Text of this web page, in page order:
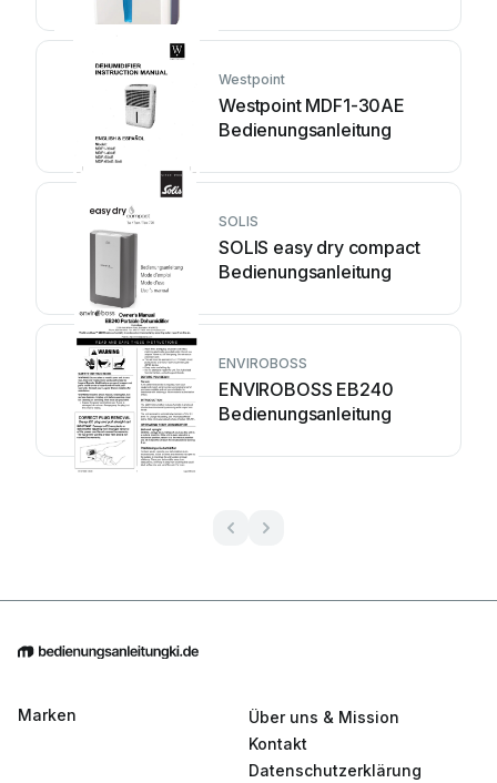
Westpoint
Westpoint MDF1-30AE
Bedienungsanleitung
SOLIS
SOLIS easy dry compact
Bedienungsanleitung
ENVIROBOSS
ENVIROBOSS EB240
Bedienungsanleitung
Marken
Über uns & Mission
Kontakt
Datenschutzerklärung